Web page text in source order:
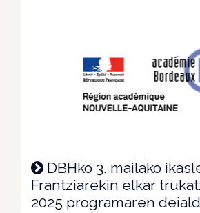
DBHko 3. mailako
Frantziarekin elkar
2025 programaren